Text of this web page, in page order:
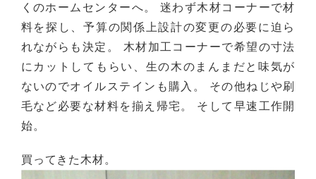
くのホームセンターへ。 迷わず木材コーナーで材
料を探し、予算の関係上設計の変更の必要に迫ら
れながらも決定。 木材加工コーナーで希望の寸法
にカットしてもらい、生の木のまんまだと味気が
ないのでオイルステインも購入。 その他ねじや刷
毛など必要な材料を揃え帰宅。 そして早速工作開
始。
買ってきた木材。